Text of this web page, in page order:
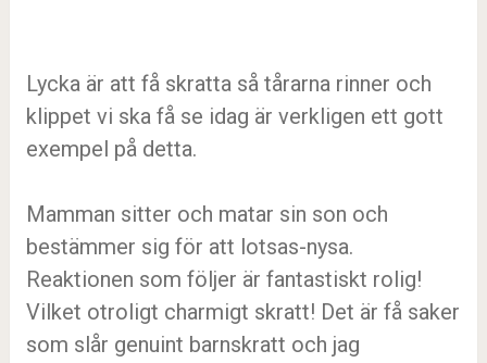
Lycka är att få skratta så tårarna rinner och
klippet vi ska få se idag är verkligen ett gott
exempel på detta.
Mamman sitter och matar sin son och
bestämmer sig för att lotsas-nysa.
Reaktionen som följer är fantastiskt rolig!
Vilket otroligt charmigt skratt! Det är få saker
som slår genuint barnskratt och jag